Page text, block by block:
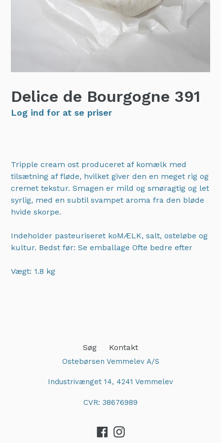
Delice de Bourgogne 391
Log ind for at se priser
Tripple cream ost produceret af komælk med
tilsætning af fløde, hvilket giver den en meget rig og
cremet tekstur. Smagen er mild og smøragtig og let
syrlig, med en subtil svampet aroma fra den bløde
hvide skorpe.
Indeholder pasteuriseret koMÆLK, salt, osteløbe og
kultur. Bedst før: Se emballage Ofte bedre efter
Vægt: 1.8 kg
Søg Kontakt
Ostebørsen Vemmelev A/S
Industrivænget 14, 4241 Vemmelev
CVR: 38676989
Facebook
Instagram